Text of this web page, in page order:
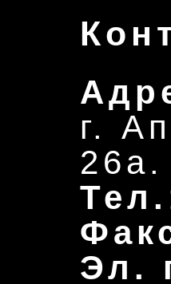
г.
26а.
Тел.
Эл.